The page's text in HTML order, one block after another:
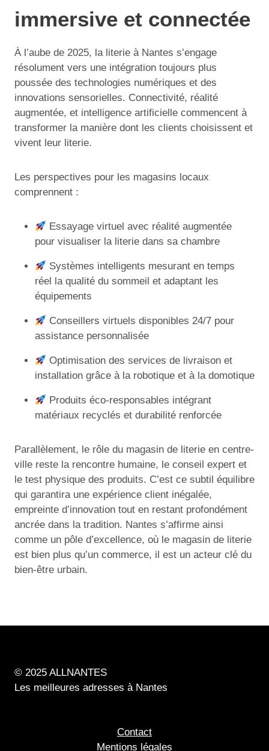
immersive et connectée
À l’aube de 2025, la literie à Nantes s’engage
résolument vers une intégration toujours plus
poussée des technologies numériques et des
innovations sensorielles. Connectivité, réalité
augmentée, et intelligence artificielle commencent à
transformer la manière dont les clients choisissent et
vivent leur literie.
Les perspectives pour les magasins locaux
comprennent :
Essayage virtuel avec réalité augmentée
pour visualiser la literie dans sa chambre
Systèmes intelligents mesurant en temps
réel la qualité du sommeil et adaptant les
équipements
Conseillers virtuels disponibles 24/7 pour
assistance personnalisée
Optimisation des services de livraison et
installation grâce à la robotique et à la domotique
Produits éco-responsables intégrant
matériaux recyclés et durabilité renforcée
Parallèlement, le rôle du magasin de literie en centre-
ville reste la rencontre humaine, le conseil expert et
le test physique des produits. C’est ce subtil équilibre
qui garantira une expérience client inégalée,
empreinte d’innovation tout en restant profondément
ancrée dans la tradition. Nantes s’affirme ainsi
comme un pôle d’excellence, où le magasin de literie
est bien plus qu’un commerce, il est un acteur clé du
bien-être urbain.
© 2025 ALLNANTES
Les meilleures adresses à Nantes
Contact
Mentions légales